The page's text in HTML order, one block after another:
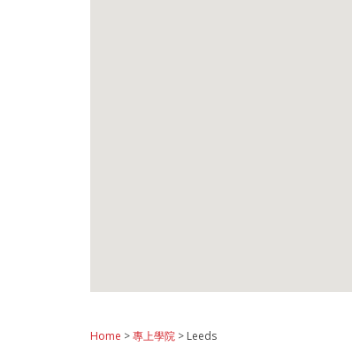
Home >專上學院 > Leeds